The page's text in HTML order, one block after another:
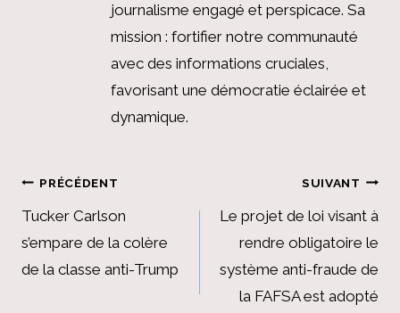
journalisme engagé et perspicace. Sa
mission : fortifier notre communauté
avec des informations cruciales,
favorisant une démocratie éclairée et
dynamique.
Navigation
de
l’article
PRÉCÉDENT
Tucker Carlson
s’empare de la colère
de la classe anti-Trump
SUIVANT
Le projet de loi visant à
rendre obligatoire le
système anti-fraude de
la FAFSA est adopté